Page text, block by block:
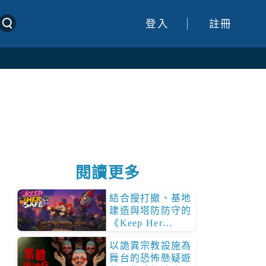
登入 註冊
閱讀更多
結合搜打撤、基地
建造與塔防防守的
《Keep Her
登陸 Steam
以詭異宗教設施為
舞台的恐怖懸疑遊